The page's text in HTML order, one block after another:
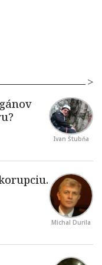
Ivan Štubňa
Michal Durila